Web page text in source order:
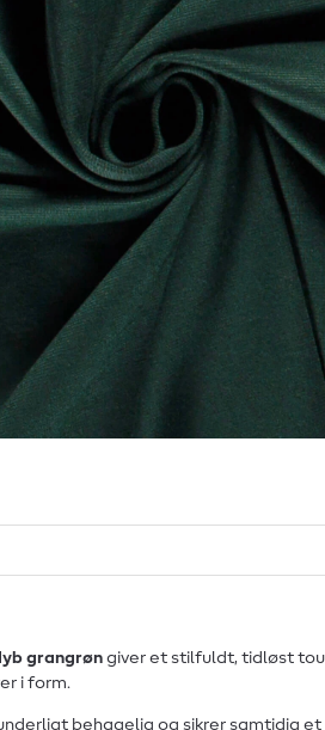
grangrøn giver et stilfuldt, tidløst
i form.
behagelig og sikrer samtidig